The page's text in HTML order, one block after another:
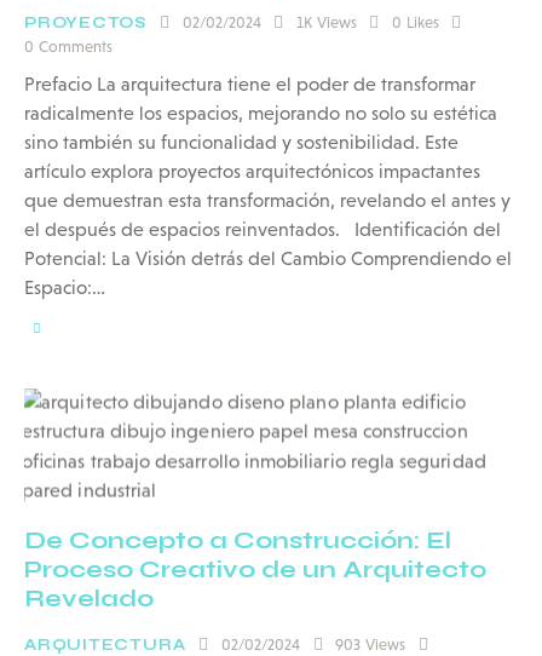
PROYECTOS 02/02/2024 1K Views 0 Likes
0 Comments
Prefacio La arquitectura tiene el poder de transformar
radicalmente los espacios, mejorando no solo su estética
sino también su funcionalidad y sostenibilidad. Este
artículo explora proyectos arquitectónicos impactantes
que demuestran esta transformación, revelando el antes y
el después de espacios reinventados. Identificación del
Potencial: La Visión detrás del Cambio Comprendiendo el
Espacio:…
De Concepto a Construcción: El
Proceso Creativo de un Arquitecto
Revelado
ARQUITECTURA 02/02/2024 903 Views